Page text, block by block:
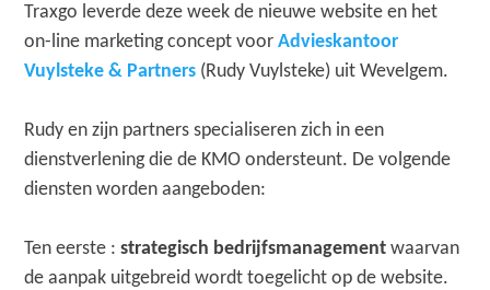
Traxgo leverde deze week de nieuwe website en het
on-line marketing concept voorAdvieskantoor
Vuylsteke & Partners (Rudy Vuylsteke) uit Wevelgem.
Rudy en zijn partners specialiseren zich in een
dienstverlening die de KMO ondersteunt. De volgende
diensten worden aangeboden:
Ten eerste :strategisch bedrijfsmanagement waarvan
de aanpak uitgebreid wordt toegelicht op de website.